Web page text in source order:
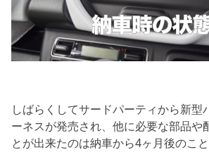
しばらくしてサードパーティから新型
ーネスが発売され、他に必要な部品や
とが出来たのは納車から4ヶ月後のこと